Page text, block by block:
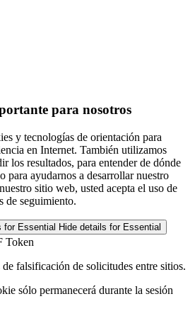
para nosotros
y tecnologías de orientación para
en Internet. También utilizamos
los resultados, para entender de dónde
para ayudarnos a desarrollar nuestro
sitio web, usted acepta el uso de
de seguimiento.
for Essential Hide details for Essential
Token
de falsificación de solicitudes entre sitios.
sólo permanecerá durante la sesión